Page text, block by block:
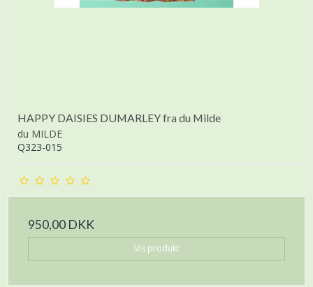
HAPPY DAISIES DUMARLEY fra du Milde
du MILDE
Q323-015
950,00 DKK
Vis produkt